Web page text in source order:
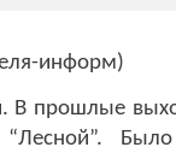
информ)
В прошлые
“Лесной”. Было